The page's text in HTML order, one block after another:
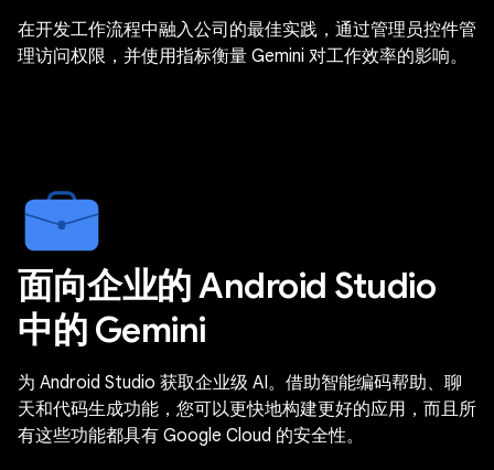
在开发工作流程中融入公司的最佳实践，通过管理员控件管
理访问权限，并使用指标衡量 Gemini 对工作效率的影响。
面向企业的 Android Studio
中的 Gemini
为 Android Studio 获取企业级 AI。借助智能编码帮助、聊
天和代码生成功能，您可以更快地构建更好的应用，而且所
有这些功能都具有 Google Cloud 的安全性。